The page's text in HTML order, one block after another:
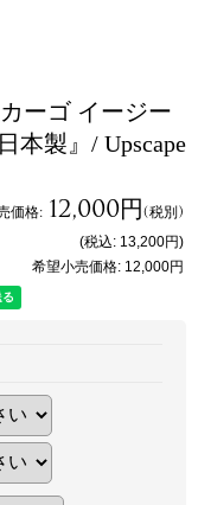
ーゴ イージー
本製』/ Upscape
価格: 12,000円(税別)
(税込: 13,200円)
希望小売価格: 12,000円